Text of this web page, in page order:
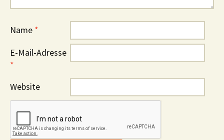
Name *
E-Mail-Adresse
*
Website